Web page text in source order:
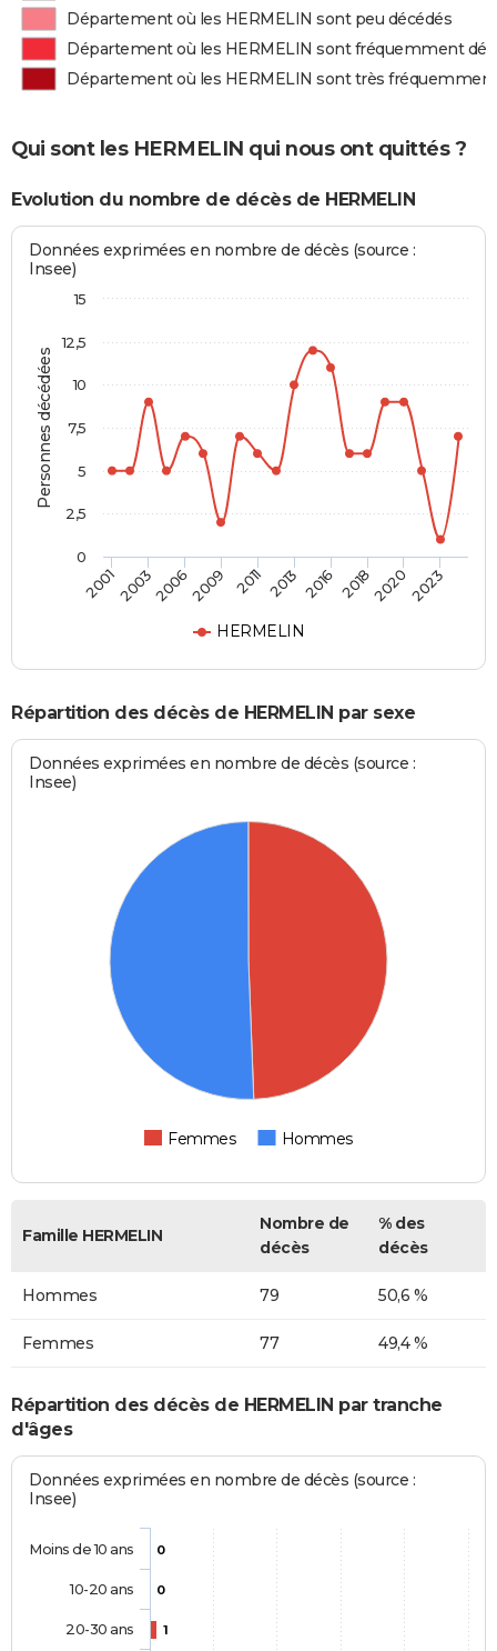
Département où les HERMELIN sont peu décédés
Département où les HERMELIN sont fréquemment
Département où les HERMELIN sont très
Qui sont les HERMELIN qui nous ont quittés ?
Evolution du nombre de décès de HERMELIN
Personnes décédées
Données exprimées en nombre de décès (source :
Insee)
HERMELIN
2001200320062009 2011 2013 2016 201820202023
0
2,5
5
7,5
10
12,5
15
Répartition des décès de HERMELIN par sexe
Données exprimées en nombre de décès (source :
Insee)
Femmes Hommes
Famille HERMELIN
Nombre de
décès
% des
décès
Hommes 79 50,6 %
Femmes 77 49,4 %
Répartition des décès de HERMELIN par tranche
d'âges
Données exprimées en nombre de décès (source :
Insee)
0
0
1
Moins de 10 ans
10-20 ans
20-30 ans